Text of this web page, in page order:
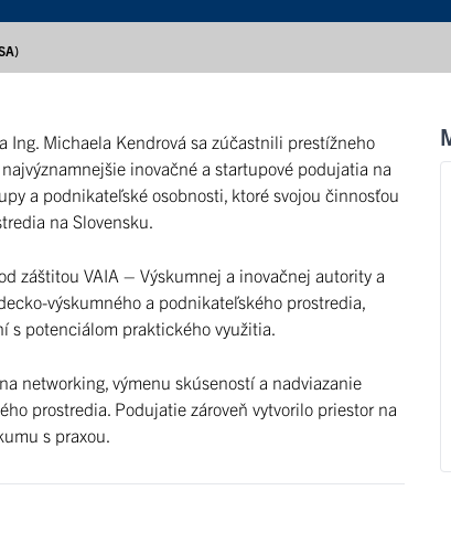
Ing. Michaela Kendrová sa zúčastnili prestížneho
inovačné a startupové podujatia na
a podnikateľské osobnosti, ktoré svojou činnosťou
na Slovensku.
záštitou VAIA – Výskumnej a inovačnej autority a
výskumného a podnikateľského prostredia,
s potenciálom praktického využitia.
networking, výmenu skúseností a nadviazanie
prostredia. Podujatie zároveň vytvorilo priestor na
s praxou.